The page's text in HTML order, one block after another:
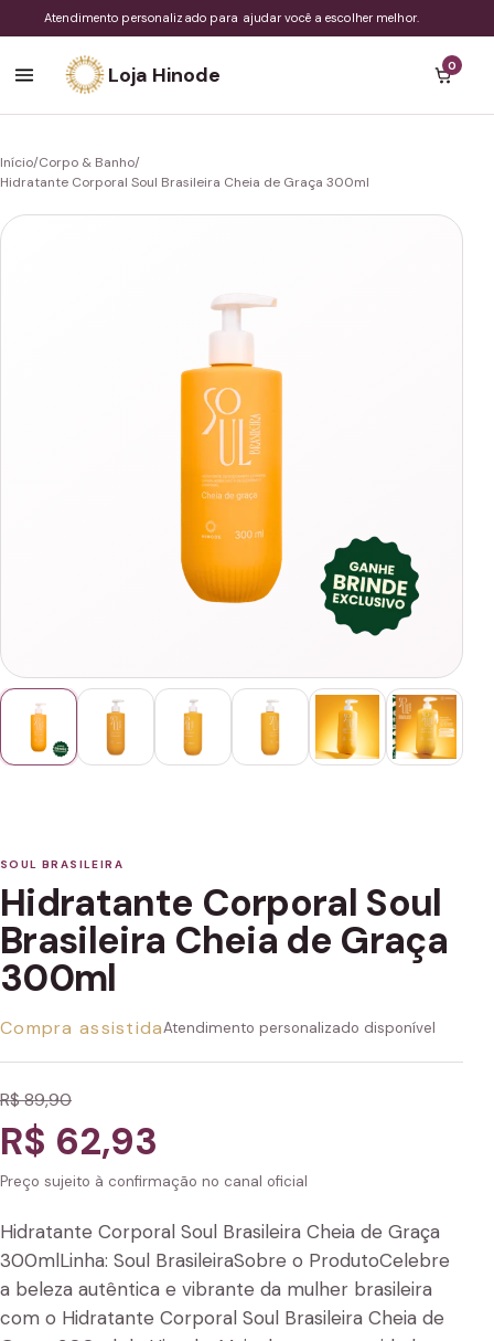
Atendimento personalizado para ajudar você a escolher melhor.
Loja Hinode 0
Início/Corpo & Banho/
Hidratante Corporal Soul Brasileira Cheia de Graça 300ml
SOUL BRASILEIRA
Hidratante Corporal Soul
Brasileira Cheia de Graça
300ml
Compra assistidaAtendimento personalizado disponível
R$ 89,90
R$ 62,93
Preço sujeito à confirmação no canal oficial
Hidratante Corporal Soul Brasileira Cheia de Graça
300mlLinha: Soul BrasileiraSobre o ProdutoCelebre
a beleza autêntica e vibrante da mulher brasileira
com o Hidratante Corporal Soul Brasileira Cheia de